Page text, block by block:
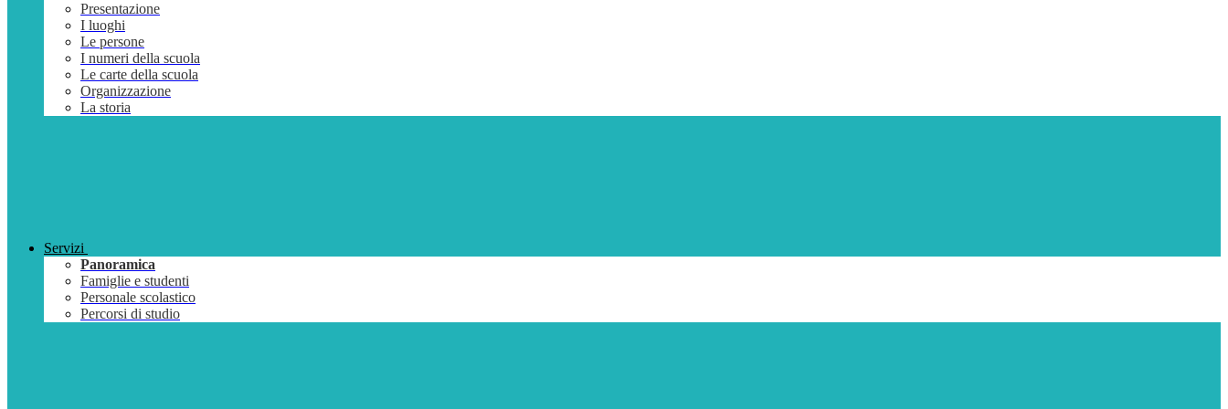
Presentazione
I luoghi
Le persone
I numeri della scuola
Le carte della scuola
Organizzazione
La storia
Servizi
Panoramica
Famiglie e studenti
Personale scolastico
Percorsi di studio